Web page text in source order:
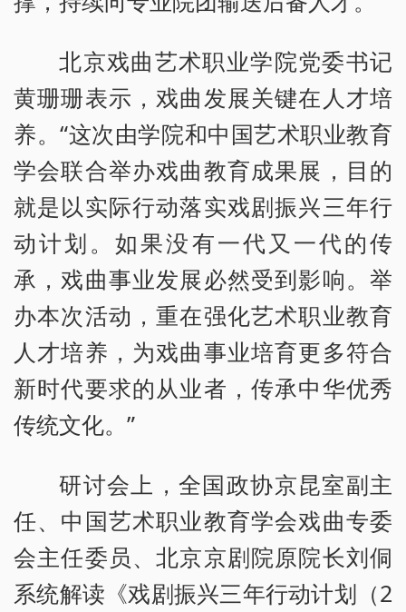
北京戏曲艺术职业学院党委书记
黄珊珊表示，戏曲发展关键在人才培
养。“这次由学院和中国艺术职业教育
学会联合举办戏曲教育成果展，目的
就是以实际行动落实戏剧振兴三年行
动计划。如果没有一代又一代的传
承，戏曲事业发展必然受到影响。举
办本次活动，重在强化艺术职业教育
人才培养，为戏曲事业培育更多符合
新时代要求的从业者，传承中华优秀
传统文化。”
研讨会上，全国政协京昆室副主
任、中国艺术职业教育学会戏曲专委
会主任委员、北京京剧院原院长刘侗
系统解读 《戏剧振兴三年行动计划（2